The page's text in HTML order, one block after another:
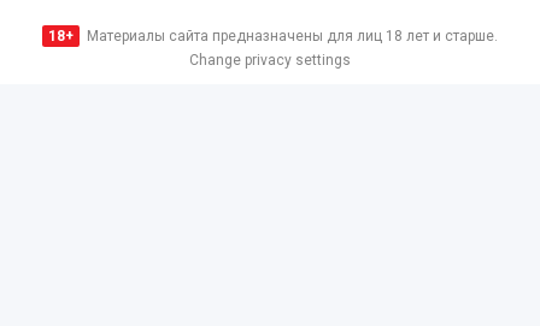
18+
Материалы сайта предназначены для лиц 18 лет и старше.
Change privacy settings